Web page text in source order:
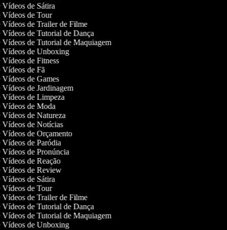
Vídeos de Sátira
Vídeos de Tour
Vídeos de Trailer de Filme
Vídeos de Tutorial de Dança
Vídeos de Tutorial de Maquiagem
Vídeos de Unboxing
Vídeos de Fitness
Vídeos de Fã
Vídeos de Games
Vídeos de Jardinagem
Vídeos de Limpeza
Vídeos de Moda
Vídeos de Natureza
Vídeos de Notícias
Vídeos de Orçamento
Vídeos de Paródia
Vídeos de Pronúncia
Vídeos de Reação
Vídeos de Review
Vídeos de Sátira
Vídeos de Tour
Vídeos de Trailer de Filme
Vídeos de Tutorial de Dança
Vídeos de Tutorial de Maquiagem
Vídeos de Unboxing